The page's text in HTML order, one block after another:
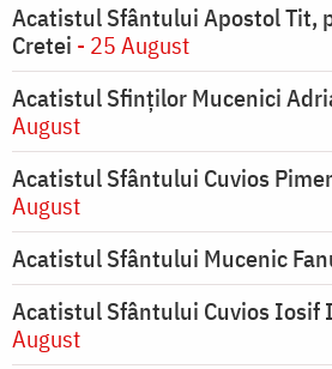
Acatistul Sfântului Apostol Tit,
Cretei - 25 August
Acatistul Sfinților Mucenici
August
Acatistul Sfântului Cuvios
August
Acatistul Sfântului Mucenic
Acatistul Sfântului Cuvios Iosif
August